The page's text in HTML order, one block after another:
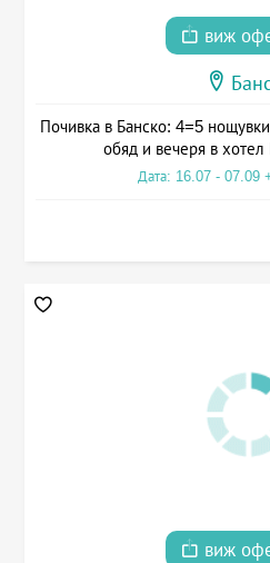
виж
Почивка в Банско: 4=5
обяд и вечеря в
Дата: 16.07 - 07.09
виж